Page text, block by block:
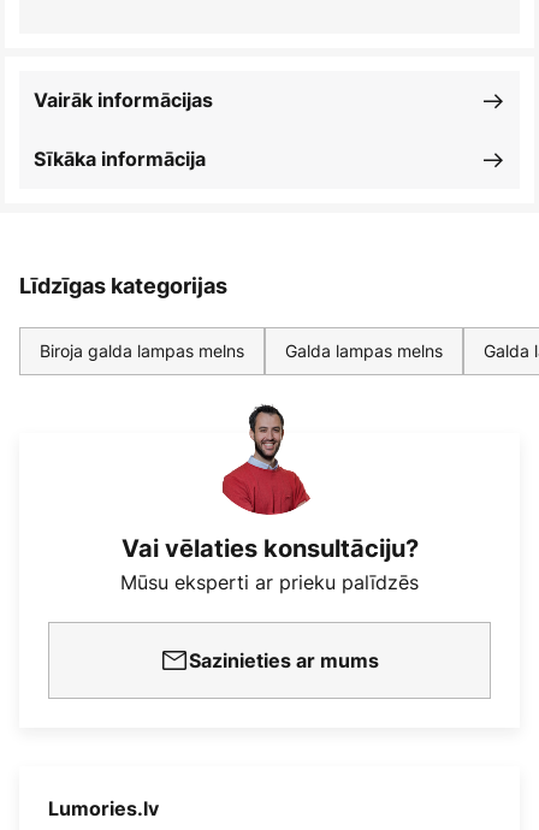
Sīkāka informācija
Vairāk informācijas
Līdzīgas kategorijas
Biroja galda lampas melns Galda lampas melns Galda
Vai vēlaties konsultāciju?
Mūsu eksperti ar prieku palīdzēs
Sazinieties ar mums
Lumories.lv